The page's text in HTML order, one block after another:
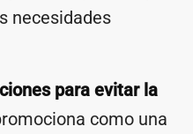
necesidades
para evitar la
como una